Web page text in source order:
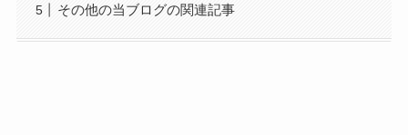
その他の当ブログの関連記事